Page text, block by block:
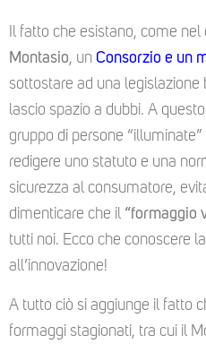
Il fatto che esistano, come nel
Montasio, un Consorzio e un
sottostare ad una legislazione
lascio spazio a dubbi. A
gruppo di persone
redigere uno statuto e una
sicurezza al consumatore,
dimenticare che il “formaggio
tutti noi. Ecco che conoscere
all’innovazione!
A tutto ciò si aggiunge il fatto
formaggi stagionati, tra cui il